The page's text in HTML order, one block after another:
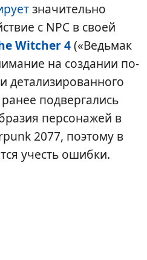
значительно
с NPC в своей
Witcher 4(«Ведьмак
на создании по-
детализированного
подвергались
персонажей в
2077, поэтому в
учесть ошибки.